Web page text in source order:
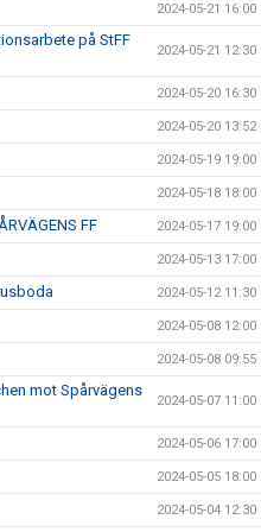
2024-05-21 16:00
på StFF
2024-05-21 12:30
2024-05-20 16:30
2024-05-20 13:52
2024-05-19 19:00
2024-05-18 18:00
FF 2024-05-17 19:00
2024-05-13 17:00
2024-05-12 11:30
2024-05-08 12:00
2024-05-08 09:55
mot Spårvägens
2024-05-07 11:00
2024-05-06 17:00
2024-05-05 18:00
2024-05-04 12:30